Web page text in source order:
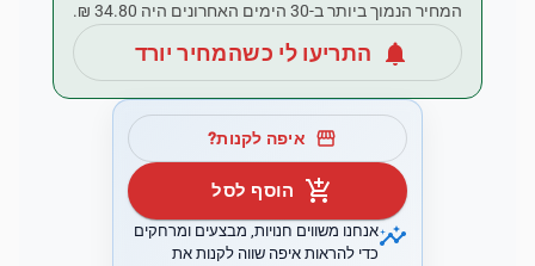
המחיר הנמוך ביותר ב-30 הימים האחרונים היה ‏34.80 ‏₪.
notifications התריעו לי כשהמחיר יורד
storefront איפה לקנות?
add_shopping_cart הוסף לסל
insightsאנחנו משווים חנויות, מבצעים ומרחקים
כדי להראות איפה שווה לקנות את